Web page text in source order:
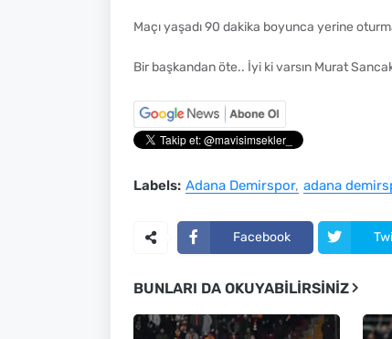
Maçı yaşadı 90 dakika boyunca yerine
Bir başkandan öte.. İyi ki varsın Murat
Labels: Adana Demirspor adana
Facebook
BUNLARI DA OKUYABILIRSINIZ